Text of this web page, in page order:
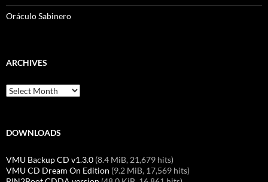
Oráculo Sabinero
ARCHIVES
Archives
DOWNLOADS
VMU Backup CD v1.3.0 (8.4 MiB, 21,679 hits)
VMU CD Dream On Edition (9.2 MiB, 17,569 hits)